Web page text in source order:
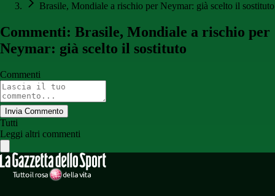
Brasile, Mondiale a rischio per Neymar: già scelto il sostituto
Commenti: Brasile, Mondiale a rischio per
Neymar: già scelto il sostituto
Commenti
Invia Commento
Tutti
Leggi altri commenti